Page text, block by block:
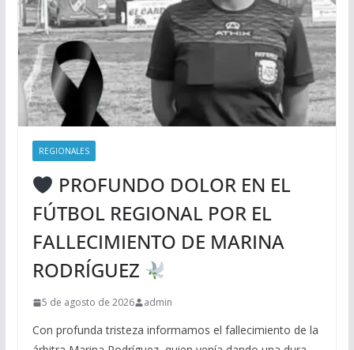
REGIONALES
PROFUNDO DOLOR EN EL
FÚTBOL REGIONAL POR EL
FALLECIMIENTO DE MARINA
RODRÍGUEZ
5 de agosto de 2026 admin
Con profunda tristeza informamos el fallecimiento de la